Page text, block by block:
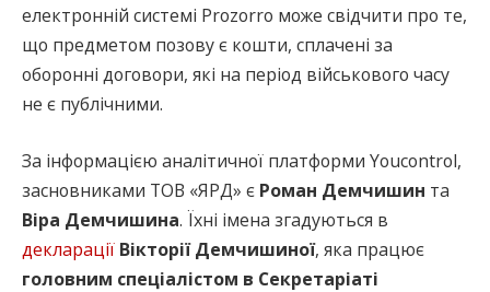
електронній системі Prozorro може свідчити про те,
що предметом позову є кошти, сплачені за
оборонні договори, які на період військового часу
не є публічними.
За інформацією аналітичної платформи Youcontrol,
засновниками ТОВ «ЯРД» є Роман Демчишин та
Віра Демчишина. Їхні імена згадуються в
декларації Вікторії Демчишиної, яка працює
головним спеціалістом в Секретаріаті